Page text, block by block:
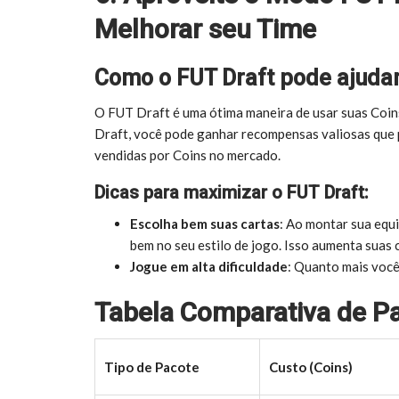
Melhorar seu Time
Como o FUT Draft pode
O FUT Draft é uma ótima maneira de usar suas
Draft, você pode ganhar recompensas valiosas
vendidas por Coins no mercado.
Dicas para maximizar o FUT Draft:
Escolha bem suas cartas: Ao montar sua
bem no seu estilo de jogo. Isso aumenta
Jogue em alta dificuldade: Quanto mais
Tabela Comparativa de
Tipo de Pacote Custo (Coins)